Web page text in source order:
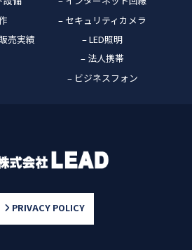
– セキュリティカメラ
売実績
– LED照明
– 法人携帯
– ビジネスフォン
PRIVACY POLICY